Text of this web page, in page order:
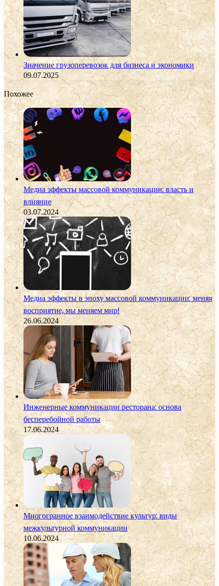
Значение грузоперевозок для бизнеса и экономики
09.07.2025
Похожее
Медиа эффекты массовой коммуникации: власть и
влияние
03.07.2024
Медиа эффекты в эпоху массовой коммуникации: меняя
восприятие, мы меняем мир!
26.06.2024
Инженерные коммуникации ресторана: основа
бесперебойной работы
17.06.2024
Многогранное взаимодействие культур: виды
межкультурной коммуникации
10.06.2024